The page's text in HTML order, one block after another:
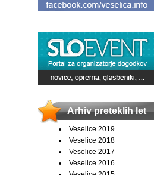
Arhiv preteklih let
Veselice 2019
Veselice 2018
Veselice 2017
Veselice 2016